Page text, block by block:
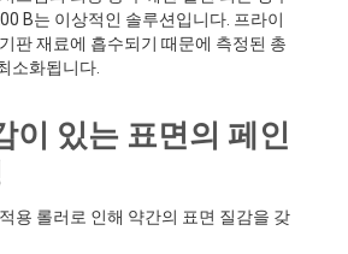
B는 이상적인 솔루션입니다. 프라이
판 재료에 흡수되기 때문에 측정된 총
소화됩니다.
이 있는 표면의 페인
용 롤러로 인해 약간의 표면 질감을 갖